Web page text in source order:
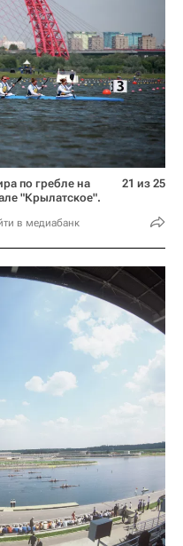
по гребле на
"Крылатское".
в медиабанк
21 из 25